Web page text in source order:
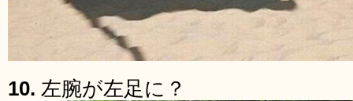
10. 左腕が左足に？